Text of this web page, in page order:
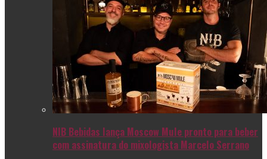
NIB Bebidas lança Moscow Mule pronto para beber
com assinatura do mixologista Marcelo Serrano